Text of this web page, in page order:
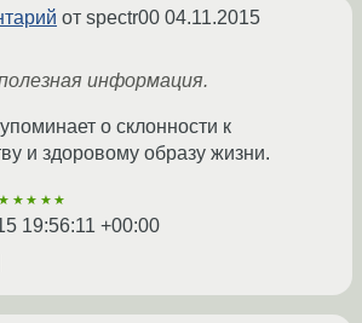
от spectr00 04.11.2015
информация.
о склонности к
и здоровому образу жизни.
★★★★★
19:56:11 +00:00